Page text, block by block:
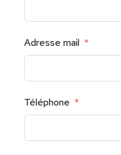
Adresse mail
Téléphone